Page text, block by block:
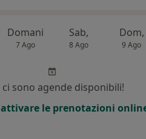
Domani
7 Ago
Sab,
8 Ago
Dom,
9 Ago
ci sono agende disponibili!
attivare le prenotazioni